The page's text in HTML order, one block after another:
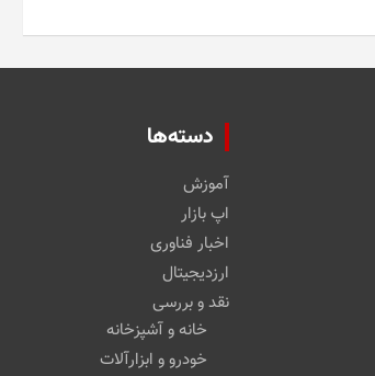
دسته‌ها
آموزش
اپ بازار
اخبار فناوری
ارزدیجیتال
نقد و بررسی
خانه و آشپزخانه
خودرو و ابزارآلات